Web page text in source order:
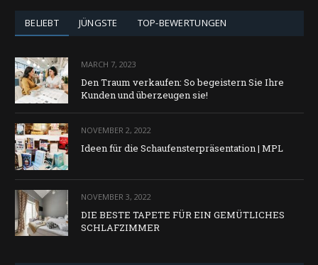
BELIEBT JÜNGSTE TOP-BEWERTUNGEN
MARCH 7, 2023
Den Traum verkaufen: So begeistern Sie Ihre
Kunden und überzeugen sie!
NOVEMBER 2, 2022
Ideen für die Schaufensterpräsentation | MPL
NOVEMBER 3, 2022
DIE BESTE TAPETE FÜR EIN GEMÜTLICHES
SCHLAFZIMMER